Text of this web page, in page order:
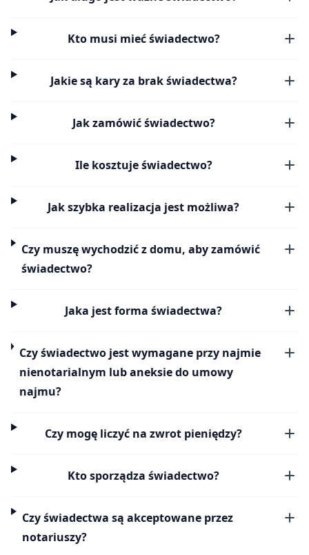
Kto musi mieć świadectwo?
Jakie są kary za brak świadectwa?
Jak zamówić świadectwo?
Ile kosztuje świadectwo?
Jak szybka realizacja jest możliwa?
Czy muszę wychodzić z domu, aby zamówić
świadectwo?
Jaka jest forma świadectwa?
Czy świadectwo jest wymagane przy najmie
nienotarialnym lub aneksie do umowy
najmu?
Czy mogę liczyć na zwrot pieniędzy?
Kto sporządza świadectwo?
Czy świadectwa są akceptowane przez
notariuszy?